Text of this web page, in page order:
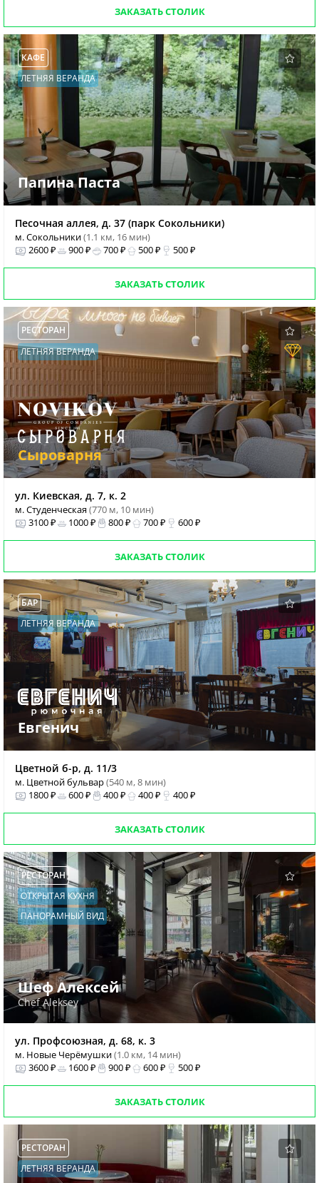
ЗАКАЗАТЬ СТОЛИК
КАФЕ
ЛЕТНЯЯ ВЕРАНДА
Папина Паста
Песочная аллея, д. 37 (парк Сокольники)
м. Сокольники(1.1 км, 16 мин)
2600 ₽
900 ₽ 700 ₽ 500 ₽ 500 ₽
ЗАКАЗАТЬ СТОЛИК
РЕСТОРАН
ЛЕТНЯЯ ВЕРАНДА
Сыроварня
ул. Киевская, д. 7, к. 2
м. Студенческая(770 м, 10 мин)
3100 ₽
1000 ₽ 800 ₽ 700 ₽ 600 ₽
ЗАКАЗАТЬ СТОЛИК
БАР
ЛЕТНЯЯ ВЕРАНДА
Евгенич
Цветной б-р, д. 11/3
м. Цветной бульвар(540 м, 8 мин)
1800 ₽
600 ₽ 400 ₽ 400 ₽ 400 ₽
ЗАКАЗАТЬ СТОЛИК
РЕСТОРАН
ОТКРЫТАЯ КУХНЯ
ПАНОРАМНЫЙ ВИД
Шеф Алексей
Chef Aleksey
ул. Профсоюзная, д. 68, к. 3
м. Новые Черёмушки(1.0 км, 14 мин)
3600 ₽
1600 ₽ 900 ₽ 600 ₽ 500 ₽
ЗАКАЗАТЬ СТОЛИК
РЕСТОРАН
ЛЕТНЯЯ ВЕРАНДА